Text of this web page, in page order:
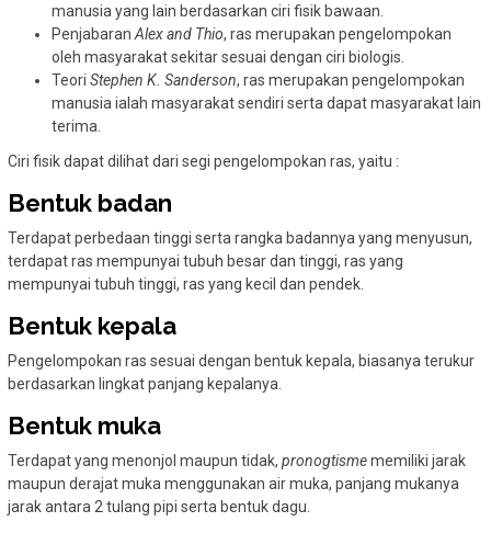
manusia yang lain berdasarkan ciri fisik bawaan.
Penjabaran Alex and Thio, ras merupakan pengelompokan
oleh masyarakat sekitar sesuai dengan ciri biologis.
Teori Stephen K. Sanderson, ras merupakan pengelompokan
manusia ialah masyarakat sendiri serta dapat masyarakat lain
terima.
Ciri fisik dapat dilihat dari segi pengelompokan ras, yaitu :
Bentuk badan
Terdapat perbedaan tinggi serta rangka badannya yang menyusun,
terdapat ras mempunyai tubuh besar dan tinggi, ras yang
mempunyai tubuh tinggi, ras yang kecil dan pendek.
Bentuk kepala
Pengelompokan ras sesuai dengan bentuk kepala, biasanya terukur
berdasarkan lingkat panjang kepalanya.
Bentuk muka
Terdapat yang menonjol maupun tidak, pronogtismememiliki jarak
maupun derajat muka menggunakan air muka, panjang mukanya
jarak antara 2 tulang pipi serta bentuk dagu.